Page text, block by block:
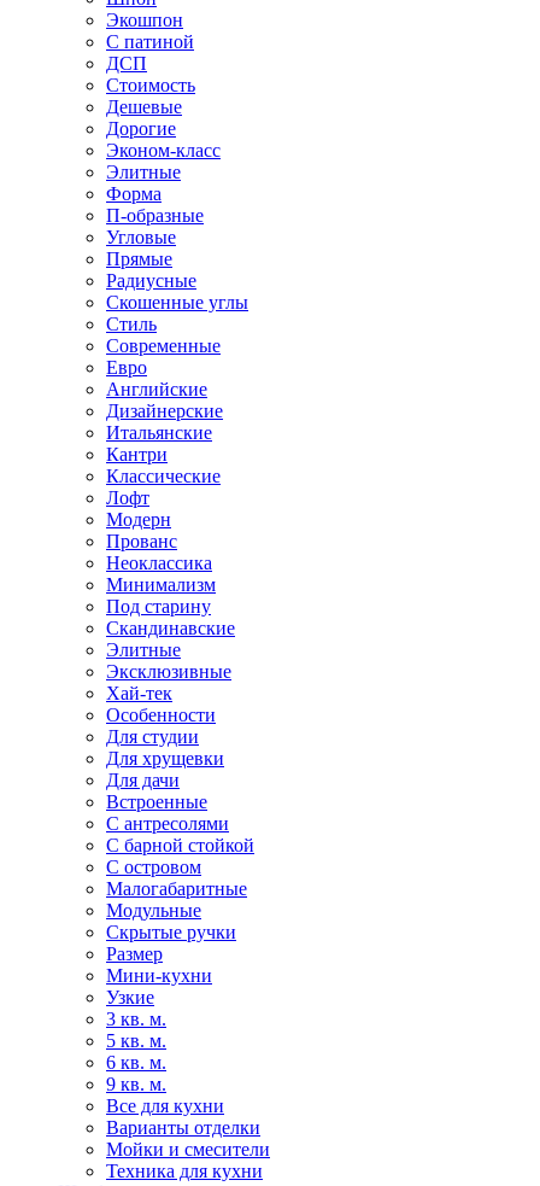
Экошпон
С патиной
ДСП
Стоимость
Дешевые
Дорогие
Эконом-класс
Элитные
Форма
П-образные
Угловые
Прямые
Радиусные
Скошенные углы
Стиль
Современные
Евро
Английские
Дизайнерские
Итальянские
Кантри
Классические
Лофт
Модерн
Прованс
Неоклассика
Минимализм
Под старину
Скандинавские
Элитные
Эксклюзивные
Хай-тек
Особенности
Для студии
Для хрущевки
Для дачи
Встроенные
С антресолями
С барной стойкой
С островом
Малогабаритные
Модульные
Скрытые ручки
Размер
Мини-кухни
Узкие
3 кв. м.
5 кв. м.
6 кв. м.
9 кв. м.
Все для кухни
Варианты отделки
Мойки и смесители
Техника для кухни